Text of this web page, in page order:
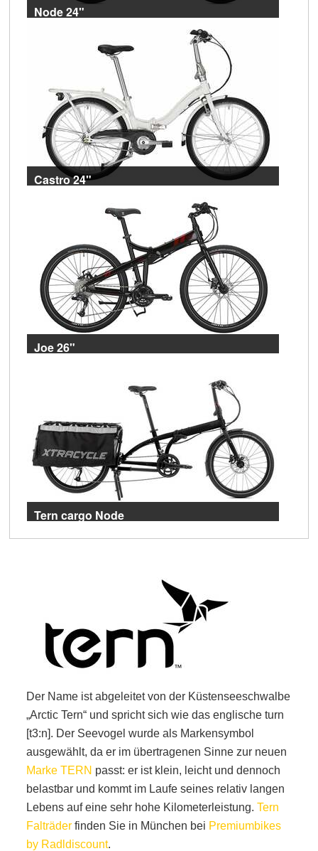
Node 24"
Mehr als ein Link in 24 Zoll. Viel mehr!
Castro 24"
Joe 26"
Tern cargo Node
Der Name ist abgeleitet von der Küstenseeschwalbe
„Arctic Tern“ und spricht sich wie das englische turn
[t3:n]. Der Seevogel wurde als Markensymbol
ausgewählt, da er im übertragenen Sinne zur neuen
Marke TERN passt: er ist klein, leicht und dennoch
belastbar und kommt im Laufe seines relativ langen
Lebens auf eine sehr hohe Kilometerleistung.Tern
Falträder finden Sie in München bei Premiumbikes
by Radldiscount.